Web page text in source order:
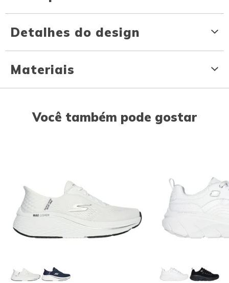
Detalhes do design
Materiais
Você também pode gostar